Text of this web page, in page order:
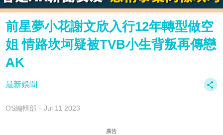
前星夢小花謝文欣入行12年轉型做空
姐 情路坎坷疑被TVB小生背叛再傳戀
AK
最新娛聞
OS編輯部 Jul 11 2023
廣告